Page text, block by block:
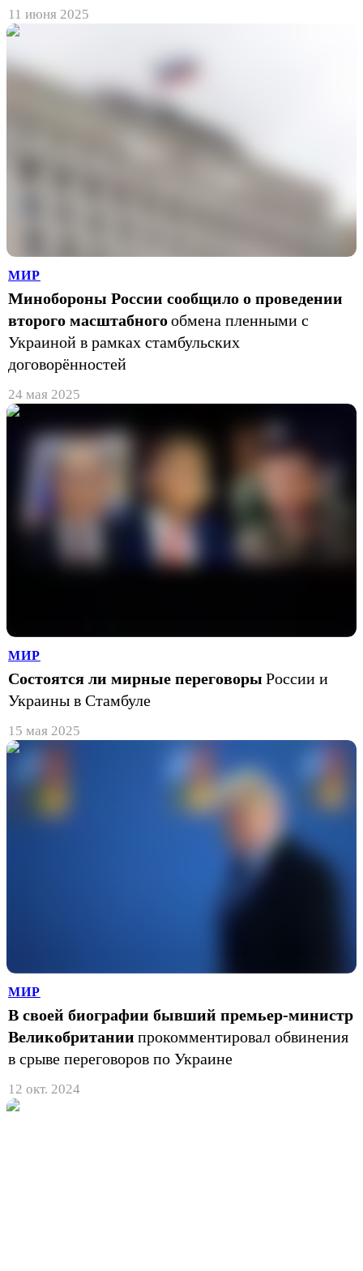
11 июня 2025
МИР
Минобороны России сообщило о проведении
второго масштабногообмена пленными с
Украиной в рамках стамбульских
договорённостей
24 мая 2025
МИР
Состоятся ли мирные переговоры России и
Украины в Стамбуле
15 мая 2025
МИР
В своей биографии бывший премьер-министр
Великобритании прокомментировал обвинения
в срыве переговоров по Украине
12 окт. 2024